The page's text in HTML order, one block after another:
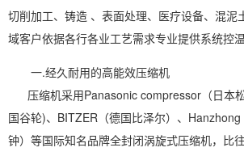
切削加工、铸造 、表面处理、医疗设备、混泥
域客户依据各行各业工艺需求专业提供系统控温
一.经久耐用的高能效压缩机
压缩机采用Panasonic compressor（日本
国谷轮)、BITZER（德国比泽尔）、
钟）等国际知名品牌全封闭涡旋式压缩机，比